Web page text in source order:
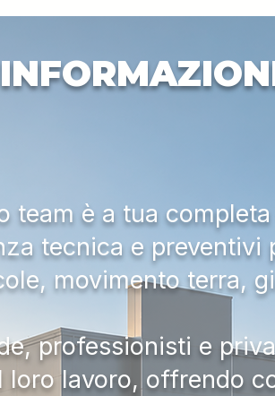
team è a tua
tecnica e preventivi
movimento terra,
professionisti e
lavoro, offrendo